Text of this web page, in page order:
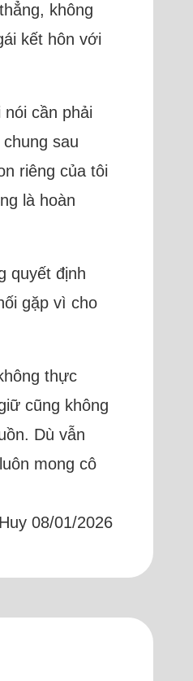
không
kết hôn với
cần phải
sau
riêng của tôi
là hoàn
quyết định
gặp vì cho
thực
cũng không
Dù vẫn
mong cô
08/01/2026